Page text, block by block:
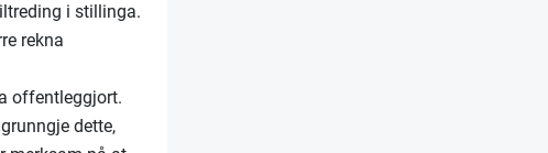
i stillinga.
rekna
offentleggjort.
dette,